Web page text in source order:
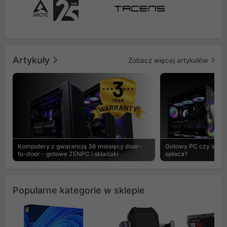
Artykuły Zobacz więcej artykułów
Komputery z gwarancją 36 miesięcy door-
to-door - gotowe ZENPC i składaki
Gotowy PC czy
opłaca?
Popularne kategorie w sklepie